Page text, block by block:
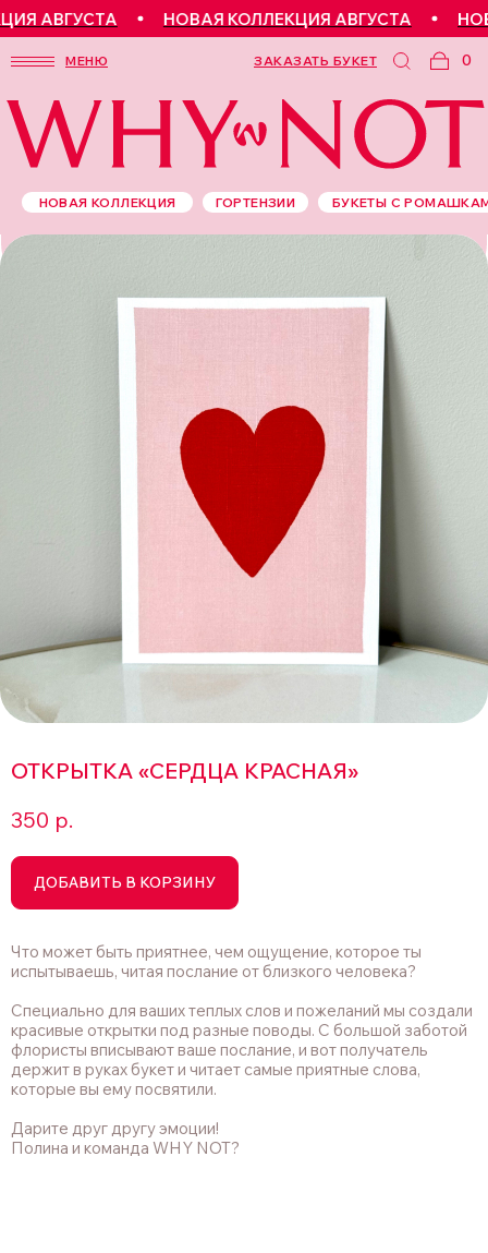
АВГУСТА НОВАЯ КОЛЛЕКЦИЯ АВГУСТА
МЕНЮ 0
ЗАКАЗАТЬ БУКЕТ
БУКЕТЫ С
НОВАЯ КОЛЛЕКЦИЯ ГОРТЕНЗИИ
ОТКРЫТКА «СЕРДЦА КРАСНАЯ»
350 р.
ДОБАВИТЬ В КОРЗИНУ
Что может быть приятнее, чем ощущение, которое ты
испытываешь, читая послание от близкого человека?
Специально для ваших теплых слов и пожеланий мы создали
красивые открытки под разные поводы. С большой заботой
флористы вписывают ваше послание, и вот получатель
держит в руках букет и читает самые приятные слова,
которые вы ему посвятили.
Дарите друг другу эмоции!
Полина и команда WHY NOT?